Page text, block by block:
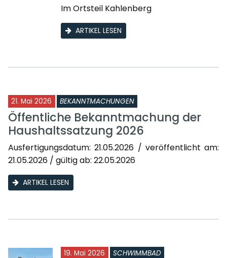
Im Ortsteil Kahlenberg
ARTIKEL LESEN
21. Mai 2026 BEKANNTMACHUNGEN
Öffentliche Bekanntmachung der
Haushaltssatzung 2026
Ausfertigungsdatum: 21.05.2026 / veröffentlicht am:
21.05.2026 / gültig ab: 22.05.2026
ARTIKEL LESEN
19. Mai 2026 SCHWIMMBAD